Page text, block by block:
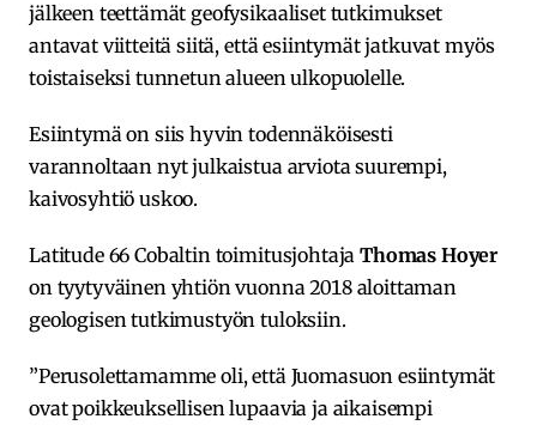
jälkeen teettämät geofysikaaliset tutkimukset
antavat viitteitä siitä, että esiintymät jatkuvat myös
toistaiseksi tunnetun alueen ulkopuolelle.
Esiintymä on siis hyvin todennäköisesti
varannoltaan nyt julkaistua arviota suurempi,
kaivosyhtiö uskoo.
Latitude 66 Cobaltin toimitusjohtajaThomas Hoyer
on tyytyväinen yhtiön vuonna 2018 aloittaman
geologisen tutkimustyön tuloksiin.
”Perusolettamamme oli, että Juomasuon esiintymät
ovat poikkeuksellisen lupaavia ja aikaisempi